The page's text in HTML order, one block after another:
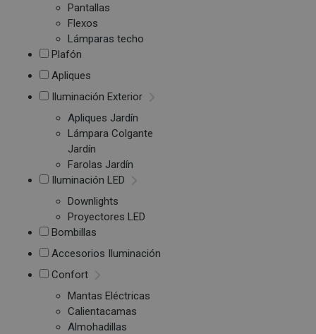
Pantallas
Flexos
Lámparas techo
Plafón
Apliques
Iluminación Exterior
Apliques Jardín
Lámpara Colgante
Jardín
Farolas Jardín
Iluminación LED
Downlights
Proyectores LED
Bombillas
Accesorios Iluminación
Confort
Mantas Eléctricas
Calientacamas
Almohadillas